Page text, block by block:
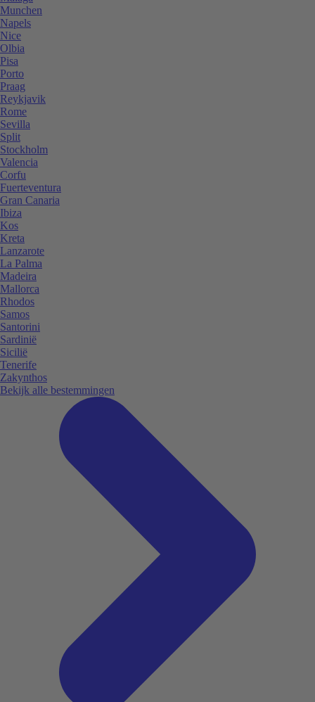
Munchen
Napels
Nice
Olbia
Pisa
Porto
Praag
Reykjavik
Rome
Sevilla
Split
Stockholm
Valencia
Corfu
Fuerteventura
Gran Canaria
Ibiza
Kos
Kreta
Lanzarote
La Palma
Madeira
Mallorca
Rhodos
Samos
Santorini
Sardinië
Sicilië
Tenerife
Zakynthos
Bekijk alle bestemmingen